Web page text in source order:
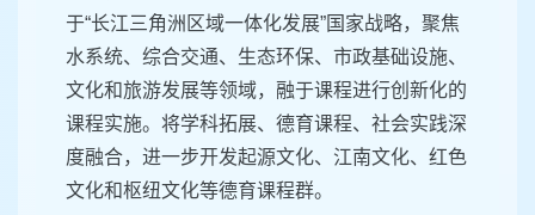
于“长江三角洲区域一体化发展”国家战略，聚焦
水系统、综合交通、生态环保、市政基础设施、
文化和旅游发展等领域，融于课程进行创新化的
课程实施。将学科拓展、德育课程、社会实践深
度融合，进一步开发起源文化、江南文化、红色
文化和枢纽文化等德育课程群。